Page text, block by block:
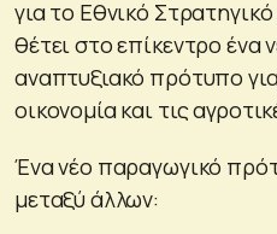
για το Εθνικό
θέτει στο επίκεντρο ένα
αναπτυξιακό πρότυπο
οικονομία και τις
Ένα νέο παραγωγικό
μεταξύ άλλων: